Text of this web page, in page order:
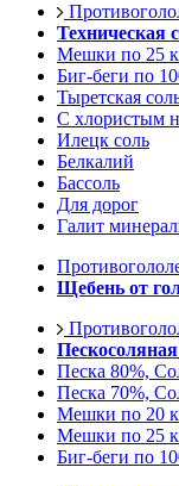
Техническая
Мешки по 25
Биг-беги по
Тыретская
С хлористым
Илецк соль
Белкалий
Бассоль
Для дорог
Галит
Щебень от
Песка 80%,
Песка 70%,
Мешки по 20
Мешки по 25
Биг-беги по